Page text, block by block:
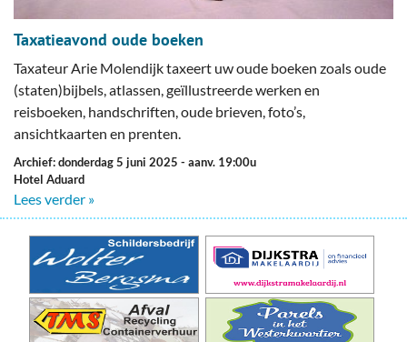
Taxatieavond oude boeken
Taxateur Arie Molendijk taxeert uw oude boeken zoals oude
(staten)bijbels, atlassen, geïllustreerde werken en
reisboeken, handschriften, oude brieven, foto’s,
ansichtkaarten en prenten.
Archief: donderdag 5 juni 2025 - aanv. 19:00u
Hotel Aduard
Lees verder »